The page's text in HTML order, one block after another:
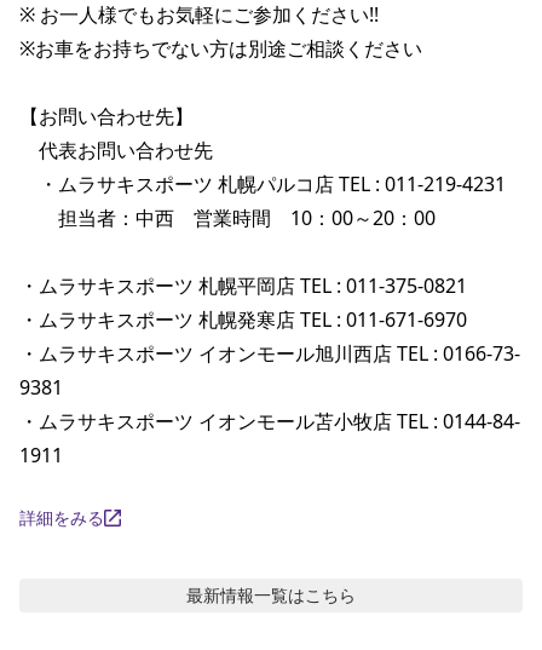
※ お一人様でもお気軽にご参加ください!!
※お車をお持ちでない方は別途ご相談ください
【お問い合わせ先】
代表お問い合わせ先
・ムラサキスポーツ 札幌パルコ店 TEL : 011-219-4231
担当者：中西　営業時間　10：00～20：00
・ムラサキスポーツ 札幌平岡店 TEL : 011-375-0821
・ムラサキスポーツ 札幌発寒店 TEL : 011-671-6970
・ムラサキスポーツ イオンモール旭川西店 TEL : 0166-73-
9381
・ムラサキスポーツ イオンモール苫小牧店 TEL : 0144-84-
1911
詳細をみる
最新情報一覧はこちら